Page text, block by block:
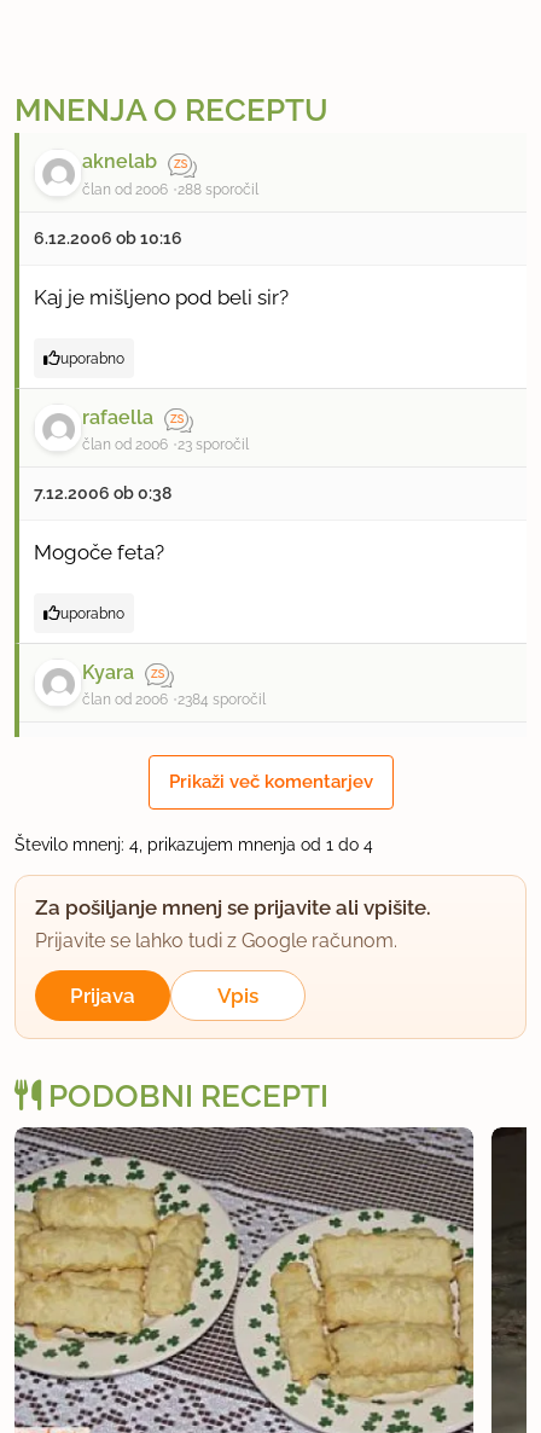
MNENJA O RECEPTU
aknelab
član od 2006 288 sporočil
6.12.2006 ob 10:16
Kaj je mišljeno pod beli sir?
uporabno
rafaella
član od 2006 23 sporočil
7.12.2006 ob 0:38
Mogoče feta?
uporabno
Kyara
član od 2006 2384 sporočil
Ja feta sir, tisti v slanici, ne preveč mehek ali mlad.
Bernarda
14.12.2006 ob 6:00
14.dni?
uporabno
Prikaži več komentarjev
Število mnenj: 4, prikazujem mnenja od 1 do 4
Za pošiljanje mnenj se prijavite ali vpišite.
Prijavite se lahko tudi z Google računom.
Prijava Vpis
PODOBNI RECEPTI